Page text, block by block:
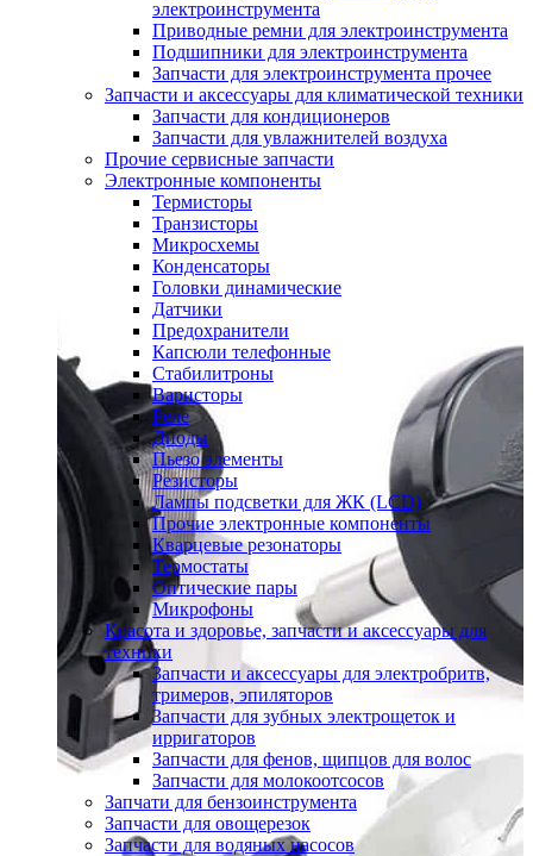
электроинструмента
Приводные ремни для электроинструмента
Подшипники для электроинструмента
Запчасти для электроинструмента прочее
Запчасти и аксессуары для климатической техники
Запчасти для кондиционеров
Запчасти для увлажнителей воздуха
Прочие сервисные запчасти
Электронные компоненты
Термисторы
Транзисторы
Микросхемы
Конденсаторы
Головки динамические
Датчики
Предохранители
Капсюли телефонные
Стабилитроны
Варисторы
Реле
Диоды
Пьезо элементы
Резисторы
Лампы подсветки для ЖК (LCD)
Прочие электронные компоненты
Кварцевые резонаторы
Термостаты
Оптические пары
Микрофоны
Красота и здоровье, запчасти и аксессуары для
техники
Запчасти и аксессуары для электробритв,
тримеров, эпиляторов
Запчасти для зубных электрощеток и
ирригаторов
Запчасти для фенов, щипцов для волос
Запчасти для молокоотсосов
Запчати для бензоинструмента
Запчасти для овощерезок
Запчасти для водяных насосов